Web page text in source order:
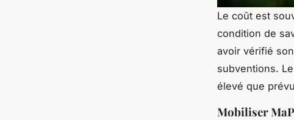
Le coût est
condition de
avoir vérifié
subventions.
élevé que
Mobiliser